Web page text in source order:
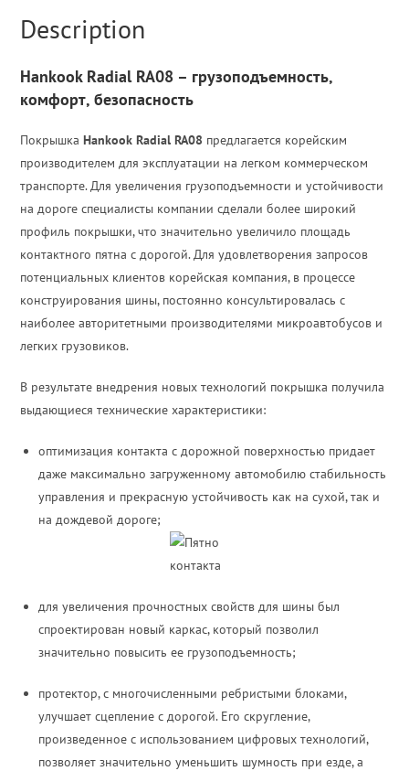
Description
Hankook Radial RA08 – грузоподъемность,
комфорт, безопасность
ПокрышкаHankook Radial RA08 предлагается корейским
производителем для эксплуатации на легком коммерческом
транспорте. Для увеличения грузоподъемности и устойчивости
на дороге специалисты компании сделали более широкий
профиль покрышки, что значительно увеличило площадь
контактного пятна с дорогой. Для удовлетворения запросов
потенциальных клиентов корейская компания, в процессе
конструирования шины, постоянно консультировалась с
наиболее авторитетными производителями микроавтобусов и
легких грузовиков.
В результате внедрения новых технологий покрышка получила
выдающиеся технические характеристики:
оптимизация контакта с дорожной поверхностью придает
даже максимально загруженному автомобилю стабильность
управления и прекрасную устойчивость как на сухой, так и
на дождевой дороге;
для увеличения прочностных свойств для шины был
спроектирован новый каркас, который позволил
значительно повысить ее грузоподъемность;
протектор, с многочисленными ребристыми блоками,
улучшает сцепление с дорогой. Его скругление,
произведенное с использованием цифровых технологий,
позволяет значительно уменьшить шумность при езде, а